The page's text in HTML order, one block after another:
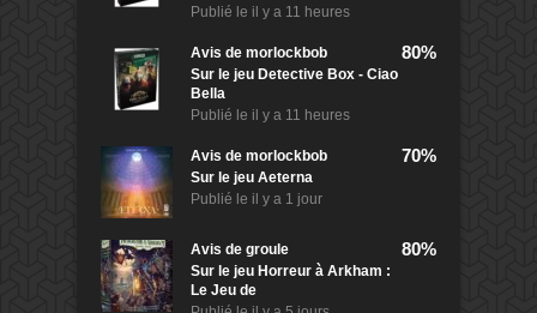
Publié le il y a 11 heures
Avis de morlockbob
Sur le jeu Detective Box - Ciao
Bella
Publié le il y a 11 heures
80%
Avis de morlockbob
Sur le jeu Aeterna
Publié le il y a 1 jour
70%
Avis de groule
Sur le jeu Horreur à Arkham :
Le Jeu de
80%